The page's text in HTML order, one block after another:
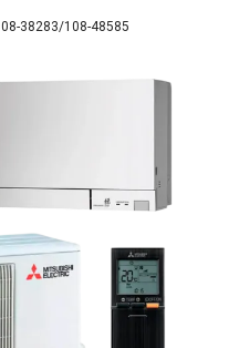
38283/108-48585